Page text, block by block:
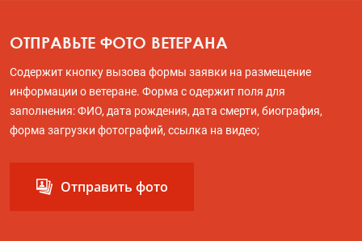
ОТПРАВЬТЕ ФОТО ВЕТЕРАНА
Содержит кнопку вызова формы заявки на размещение
информации о ветеране. Форма с одержит поля для
заполнения: ФИО, дата рождения, дата смерти, биография,
форма загрузки фотографий, ссылка на видео;
Отправить фото